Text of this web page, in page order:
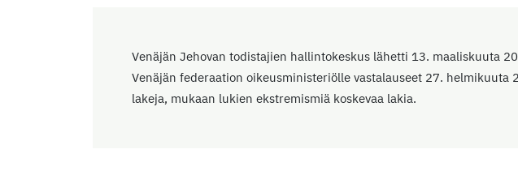
Venäjän Jehovan todistajien hallintokeskus lähetti 13. maaliskuuta
Venäjän federaation oikeusministeriölle vastalauseet 27.
lakeja, mukaan lukien ekstremismiä koskevaa lakia.